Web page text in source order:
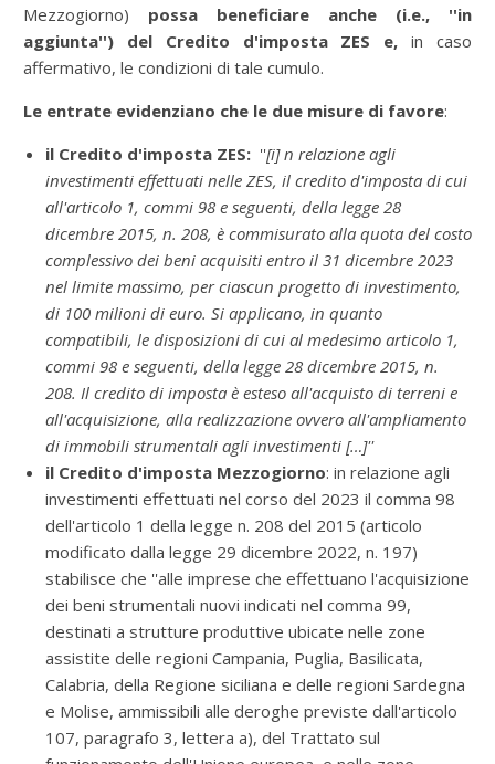
Mezzogiorno) possa beneficiare anche (i.e., ''in
aggiunta'') del Credito d'imposta ZES e,in caso
affermativo, le condizioni di tale cumulo.
Le entrate evidenziano che le due misure di favore:
il Credito d'imposta ZES: ''[i] n relazione agli
investimenti effettuati nelle ZES, il credito d'imposta di cui
all'articolo 1, commi 98 e seguenti, della legge 28
dicembre 2015, n. 208, è commisurato alla quota del costo
complessivo dei beni acquisiti entro il 31 dicembre 2023
nel limite massimo, per ciascun progetto di investimento,
di 100 milioni di euro. Si applicano, in quanto
compatibili, le disposizioni di cui al medesimo articolo 1,
commi 98 e seguenti, della legge 28 dicembre 2015, n.
208. Il credito di imposta è esteso all'acquisto di terreni e
all'acquisizione, alla realizzazione ovvero all'ampliamento
di immobili strumentali agli investimenti […]''
il Credito d'imposta Mezzogiorno: in relazione agli
investimenti effettuati nel corso del 2023 il comma 98
dell'articolo 1 della legge n. 208 del 2015 (articolo
modificato dalla legge 29 dicembre 2022, n. 197)
stabilisce che ''alle imprese che effettuano l'acquisizione
dei beni strumentali nuovi indicati nel comma 99,
destinati a strutture produttive ubicate nelle zone
assistite delle regioni Campania, Puglia, Basilicata,
Calabria, della Regione siciliana e delle regioni Sardegna
e Molise, ammissibili alle deroghe previste dall'articolo
107, paragrafo 3, lettera a), del Trattato sul